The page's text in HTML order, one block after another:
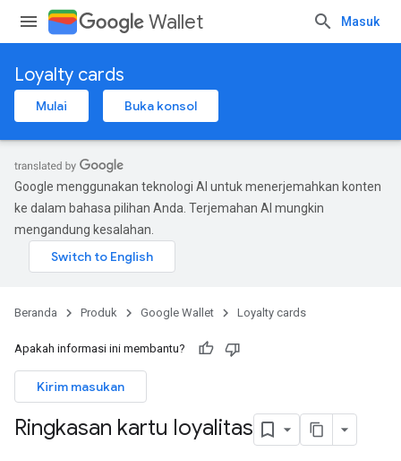
Wallet Masuk
Loyalty cards
Mulai Buka konsol
Google menggunakan teknologi AI untuk menerjemahkan konten
ke dalam bahasa pilihan Anda. Terjemahan AI mungkin
mengandung kesalahan.
Beranda Produk Google Wallet Loyalty cards
Apakah informasi ini membantu?
Kirim masukan
Ringkasan kartu loyalitas